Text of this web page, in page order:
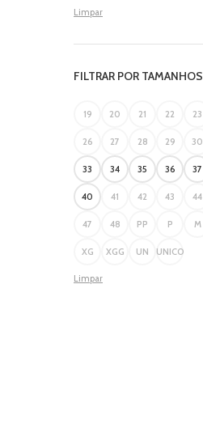
Limpar
FILTRAR POR TAMANHOS
19 20 21 22 23
26 27 28 29 30
33 34 35 36 37
40 41 42 43 44
47 48 PP P M
XG XGG UN UNICO
Limpar